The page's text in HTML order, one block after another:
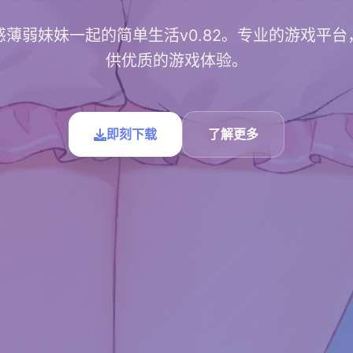
薄弱妹妹一起的简单生活v0.82。专业的游戏平台
供优质的游戏体验。
即刻下载 了解更多